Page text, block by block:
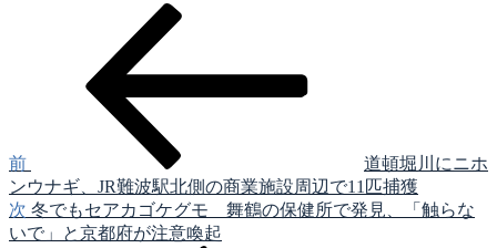
ゲ
ー
シ
前
道頓堀川にニホ
ンウナギ、JR難波駅北側の商業施設周辺で11匹捕獲
次
の
次 冬でもセアカゴケグモ 舞鶴の保健所で発見、「触らな
いで」と京都府が注意喚起